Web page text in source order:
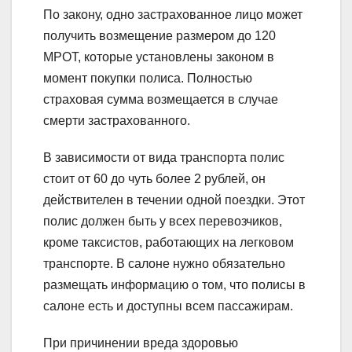
По закону, одно застрахованное лицо может
получить возмещение размером до 120
МРОТ, которые установлены законом в
момент покупки полиса. Полностью
страховая сумма возмещается в случае
смерти застрахованного.
В зависимости от вида транспорта полис
стоит от 60 до чуть более 2 рублей, он
действителен в течении одной поездки. Этот
полис должен быть у всех перевозчиков,
кроме таксистов, работающих на легковом
транспорте. В салоне нужно обязательно
размещать информацию о том, что полисы в
салоне есть и доступны всем пассажирам.
При причинении вреда здоровью